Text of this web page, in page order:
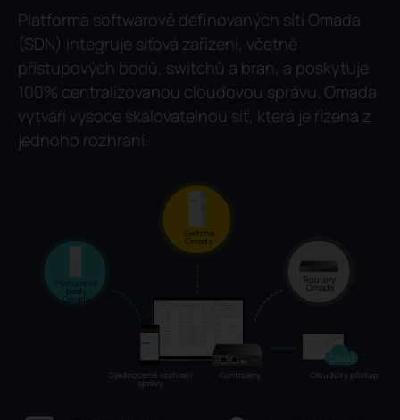
Platforma softwarově definovaných sítí Omada
(SDN) integruje síťová zařízení, včetně
přístupových bodů, switchů a bran, a poskytuje
100% centralizovanou cloudovou správu. Omada
vytváří vysoce škálovatelnou síť, která je řízena z
jednoho rozhraní.
Switche
Omada
Routery
Omada
Přístupové
body
Omada
Sjednocené rozhraní
správy
Kontrolery Cloudový přístup
Cloud